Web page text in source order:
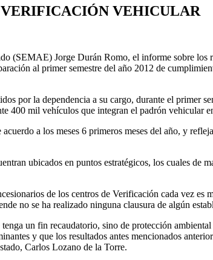
VEHICULAR
(SEMAE) Jorge Durán Romo, el informe sobre los
al primer semestre del año 2012 de
por la dependencia a su cargo, durante el primer
400 mil vehículos que integran el padrón vehicular
a los meses 6 primeros meses del año, y
ubicados en puntos estratégicos, los cuales de
de los centros de Verificación cada vez es
no se ha realizado ninguna clausura de algún
un fin recaudatorio, sino de protección
y que los resultados antes mencionados
Carlos Lozano de la Torre.